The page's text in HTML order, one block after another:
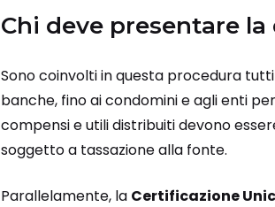
Chi deve presentare
Sono coinvolti in questa procedura
banche, fino ai condomini e agli enti
compensi e utili distribuiti devono
soggetto a tassazione alla fonte.
Parallelamente, la Certificazione